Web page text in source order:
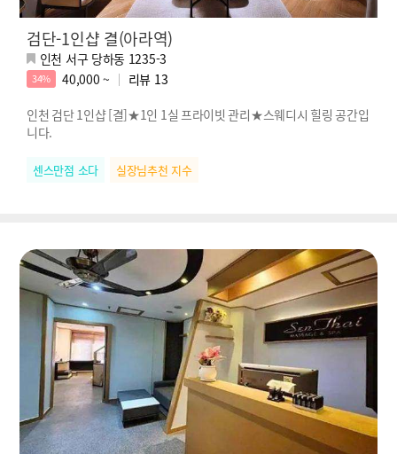
검단-1인샵 결(아라역)
인천 서구 당하동 1235-3
34% 40,000 ~ 리뷰 13
인천 검단 1인샵 [결]★1인 1실 프라이빗 관리★스웨디시 힐링 공간입
니다.
센스만점 소다 실장님추천 지수